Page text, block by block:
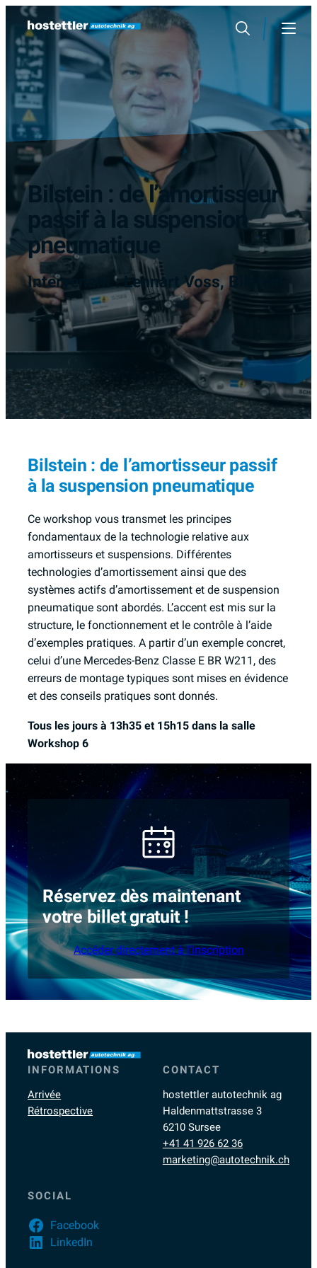
Sauter
contenu
Rechercher
Bilstein : de l’amortisseur
passif à la suspension
pneumatique
Intervenant : Lennart Voss, Bilstein
Bilstein : de l’amortisseur passif
à la suspension pneumatique
Ce workshop vous transmet les principes
fondamentaux de la technologie relative aux
amortisseurs et suspensions. Différentes
technologies d’amortissement ainsi que des
systèmes actifs d’amortissement et de suspension
pneumatique sont abordés. L’accent est mis sur la
structure, le fonctionnement et le contrôle à l’aide
d’exemples pratiques. A partir d’un exemple concret,
celui d’une Mercedes-Benz Classe E BR W211, des
erreurs de montage typiques sont mises en évidence
et des conseils pratiques sont donnés.
Tous les jours à 13h35 et 15h15 dans la salle
Workshop 6
Réservez dès maintenant
votre billet gratuit !
Accéder directement à l’inscription
INFORMATIONS
Arrivée
Rétrospective
CONTACT
hostettler autotechnik ag
Haldenmattstrasse 3
6210 Sursee
+41 41 926 62 36
marketing@autotechnik.ch
SOCIAL
Facebook
LinkedIn